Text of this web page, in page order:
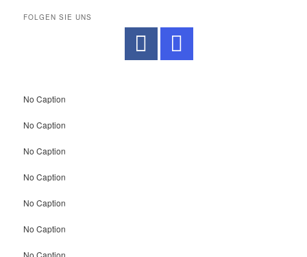
FOLGEN SIE UNS
No Caption
No Caption
No Caption
No Caption
No Caption
No Caption